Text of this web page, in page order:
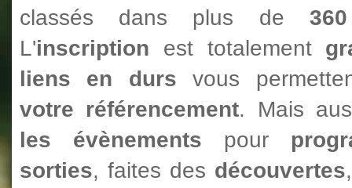
classés dans plus de 360
L'inscription est totalement
liens en dursvous
votre référencement. Mais
les évènements pour
sorties, faites des découvertes